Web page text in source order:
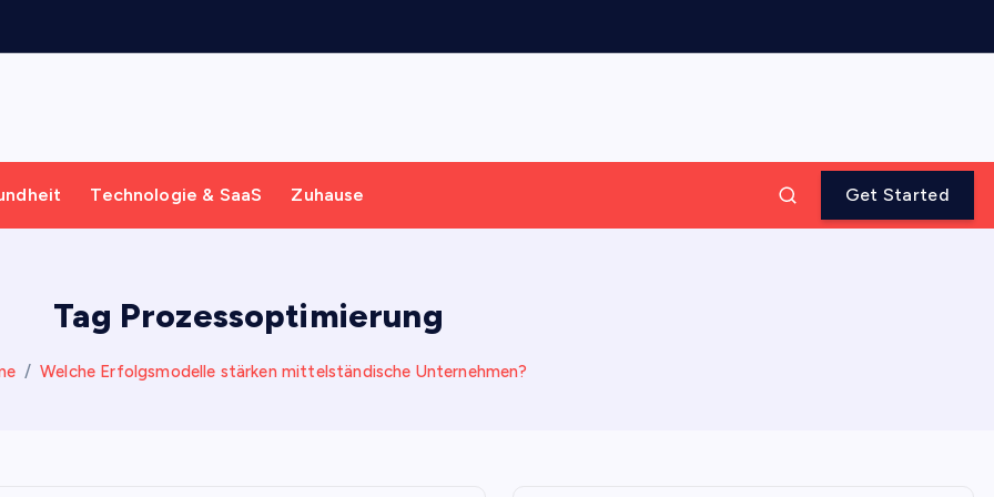
Technologie & SaaS Zuhause Get Started
Tag Prozessoptimierung
Welche Erfolgsmodelle stärken mittelständische Unternehmen?